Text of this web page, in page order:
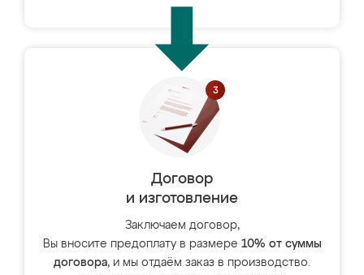
Договор
и изготовление
Заключаем договор,
Вы вносите предоплату в размере 10% от суммы
договора, и мы отдаём заказ в производство.